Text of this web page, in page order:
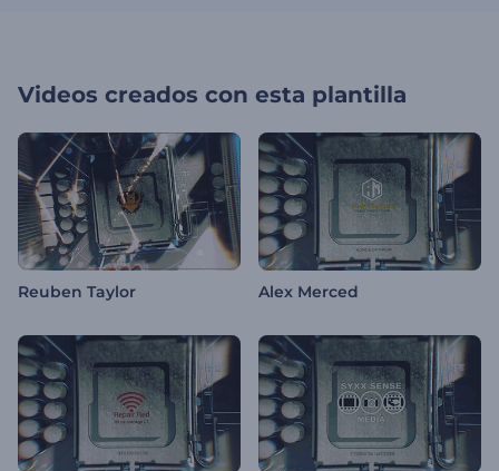
Videos creados con esta plantilla
Reuben Taylor Alex Merced